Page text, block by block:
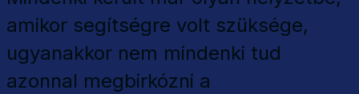
amikor segítségre volt szüksége,
ugyanakkor nem mindenki tud
azonnal megbirkózni a